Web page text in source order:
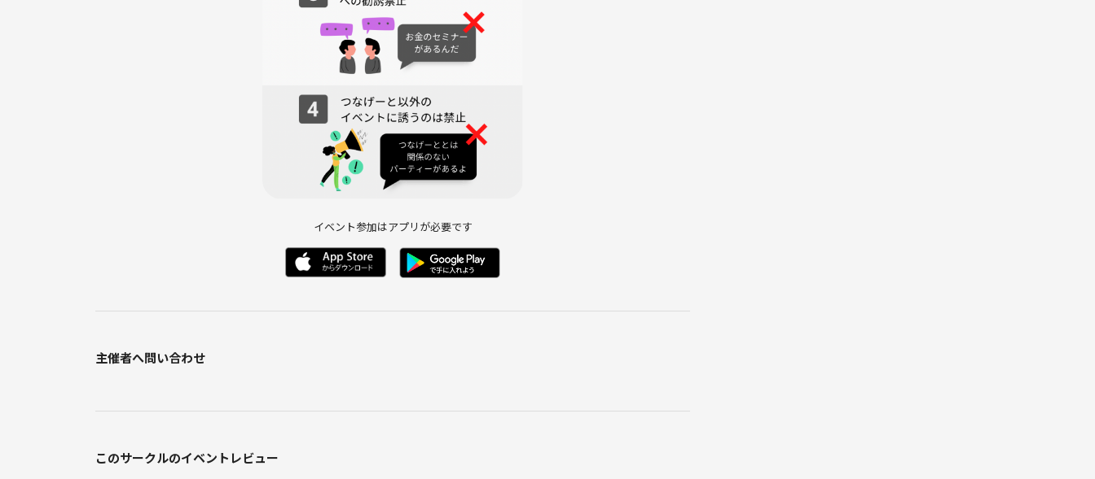
※お友達との参加OKです！参加される場合は何名になるかご連絡ください🎶
☑️どちらかというとオシャレで、明るくて話しやすい人が多いです
☑️ネットワークビジネスや営業行為、強引なナンパ行為、迷惑行為、明らかな悪意のある発言をする方は、ハッキ
リと2回目以降のご参加をお断りしております
Uさん：「めっちゃ楽しかった！こんなに馴染みやすい場があるなんて！」
イベント参加はアプリが必要です
主催者へ問い合わせ
このサークルのイベントレビュー